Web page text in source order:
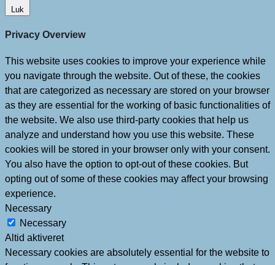
Luk
Privacy Overview
This website uses cookies to improve your experience while
you navigate through the website. Out of these, the cookies
that are categorized as necessary are stored on your browser
as they are essential for the working of basic functionalities of
the website. We also use third-party cookies that help us
analyze and understand how you use this website. These
cookies will be stored in your browser only with your consent.
You also have the option to opt-out of these cookies. But
opting out of some of these cookies may affect your browsing
experience.
Necessary
Necessary
Altid aktiveret
Necessary cookies are absolutely essential for the website to